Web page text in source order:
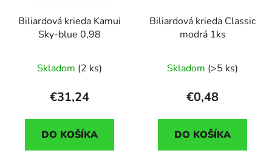
Biliardová krieda Kamui
Sky-blue 0,98
Skladom (2 ks)
€31,24
DO KOŠÍKA
Biliardová krieda Classic
modrá 1ks
Skladom (>5 ks)
€0,48
DO KOŠÍKA